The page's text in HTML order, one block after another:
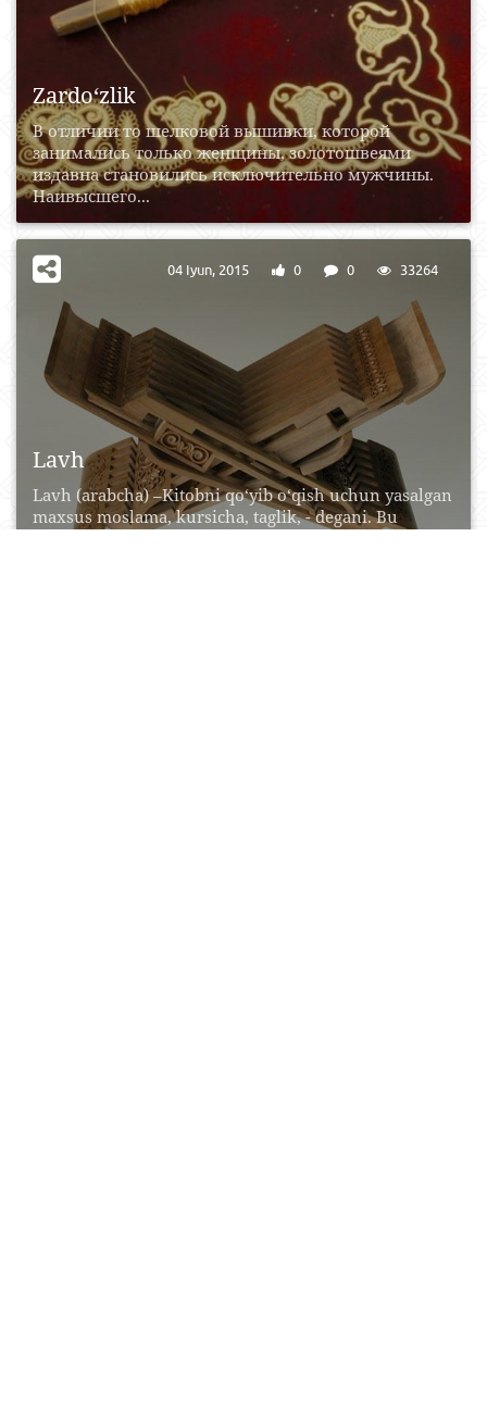
Zardo‘zlik
В отличии то шелковой вышивки, которой
занимались только женщины, золотошвеями
издавна становились исключительно мужчины.
Наивысшего...
Lavh
Lavh (arabcha) –Kitobni qo‘yib o‘qish uchun yasalgan
maxsus moslama, kursicha, taglik, - degani. Bu
04 Iyun, 2015 0 0 33264